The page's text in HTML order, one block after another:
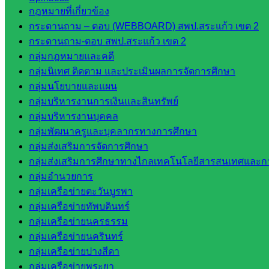
กฎหมายที่เกี่ยวข้อง
กระดานถาม – ตอบ (WEBBOARD) สพป.สระแก้ว เขต 2
กระดานถาม-ตอบ สพป.สระแก้ว เขต 2
กลุ่มกฎหมายและคดี
กลุ่มนิเทศ ติดตาม และประเมินผลการจัดการศึกษา
กลุ่มนโยบายและแผน
กลุ่มบริหารงานการเงินและสินทรัพย์
กลุ่มบริหารงานบุคคล
กลุ่มพัฒนาครูและบุคลากรทางการศึกษา
กลุ่มส่งเสริมการจัดการศึกษา
กลุ่มส่งเสริมการศึกษาทางไกลเทคโนโลยีสารสนเทศและ
กลุ่มอำนวยการ
กลุ่มเครือข่ายตะวันบูรพา
กลุ่มเครือข่ายทัพบดินทร์
กลุ่มเครือข่ายนครธรรม
กลุ่มเครือข่ายนครินทร์
กลุ่มเครือข่ายปางสีดา
กลุ่มเครือข่ายพระยา
สำนักงาน ส.ก.ส.ค. จังหวัดสระแก้ว
สพป. สระแก้วเขต 1
สพป.สระแก้ว เขต 2
โรงเรียนในสังกัด สพป.สระแก้ว เขต 1
โรงเรียนในสังกัด สพป.สระแก้ว เขต 2
วิทยาลัยเทคนิคสระแก้ว
วิทยาลัยเทคนิควังน้ำเย็น
กศน.สระแก้ว
เว็บไซต์กลุ่มงานในสำนักงาน
กลุ่มอำนวยการ
กลุ่มบริหารงานงานเงินและสินทรัพย์
กลุ่มนโยบายและแผน
กลุ่มส่งเสริมการจัดการศึกษา
กลุ่มบริหารงานบุคคล
กลุ่มพัฒนาครูและบุคลากรฯ
กลุ่มนิเทศติดตามและประเมินผลฯ